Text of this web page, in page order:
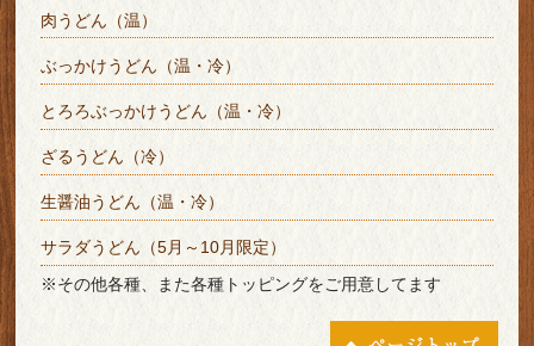
肉うどん（温）
ぶっかけうどん（温・冷）
とろろぶっかけうどん（温・冷）
ざるうどん（冷）
生醤油うどん（温・冷）
サラダうどん（5月～10月限定）
※その他各種、また各種トッピングをご用意してます